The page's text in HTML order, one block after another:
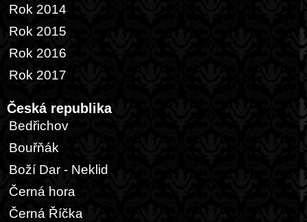
Rok 2014
Rok 2015
Rok 2016
Rok 2017
Česká republika
Bedřichov
Bouřňák
Boží Dar - Neklid
Černá hora
Černá Říčka